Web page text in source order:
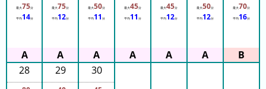
最大75分
平均14分
最大75分
平均12分
最大50分
平均11 分
最大45分
平均11 分
最大45分
平均12分
最大50分
平均12分
最大70分
平均16分
28 29 30